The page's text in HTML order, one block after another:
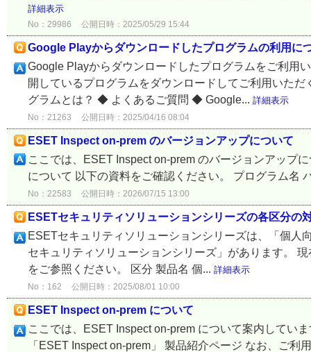
詳細表示
No：29986 公開日時：2025/05/29 15:44
Google Playからダウンロードしたプログラムの利用に
Google Playからダウンロードしたプログラムをご利用
開しているプログラムをダウンロードしてご利用いた
グラムとは？ ◆ よくあるご質問 ◆ Google... 詳細表示
No：21263 公開日時：2025/04/16 08:04
ESET Inspect on-prem のバージョンアップについて
ここでは、ESET Inspect on-prem のバージョンアップ
について 以下の資料をご確認ください。 プログラム名
No：22583 公開日時：2026/07/15 13:00
ESETセキュリティソリューションシリーズの各区分の
ESETセキュリティソリューションシリーズは、「個
セキュリティソリューションシリーズ」があります。
をご参照ください。 区分 製品名 個... 詳細表示
No：162 公開日時：2025/08/01 10:00
ESET Inspect on-prem について
ここでは、ESET Inspect on-prem について案内してい
「ESET Inspect on-prem」 製品紹介ページ なお、ご